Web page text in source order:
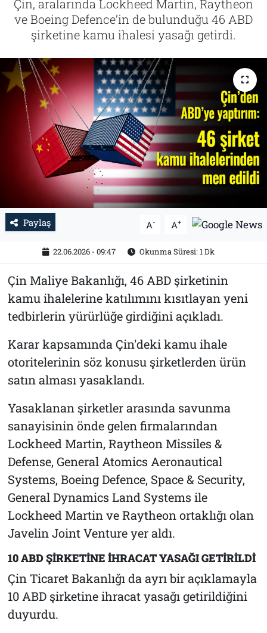
Çin, aralarında Lockheed Martin, Raytheon
ve Boeing Defence’in de bulunduğu 46 ABD
şirketine kamu ihalesi yasağı getirdi.
Paylaş A- A+
22.06.2026 - 09:47 Okunma Süresi: 1 Dk
Çin Maliye Bakanlığı, 46 ABD şirketinin
kamu ihalelerine katılımını kısıtlayan yeni
tedbirlerin yürürlüğe girdiğini açıkladı.
Karar kapsamında Çin'deki kamu ihale
otoritelerinin söz konusu şirketlerden ürün
satın alması yasaklandı.
Yasaklanan şirketler arasında savunma
sanayisinin önde gelen firmalarından
Lockheed Martin, Raytheon Missiles &
Defense, General Atomics Aeronautical
Systems, Boeing Defence, Space & Security,
General Dynamics Land Systems ile
Lockheed Martin ve Raytheon ortaklığı olan
Javelin Joint Venture yer aldı.
10 ABD ŞİRKETİNE İHRACAT YASAĞI GETİRİLDİ
Çin Ticaret Bakanlığı da ayrı bir açıklamayla
10 ABD şirketine ihracat yasağı getirildiğini
duyurdu.
Tarih
İletişim